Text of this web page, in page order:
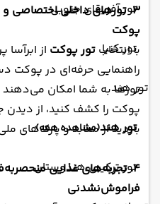
تور آفریقای جنوبی
تور کنیا
تور هند
تور هند(مشاهده همه)
تور ترکیبی هندوستان
3. تورهای داخلی اختصاصی
پوکت
با انتخاب تور پوکت از
راهنمایی حرفه‌ای در پوکت
تورها به شما امکان می‌دهند
پوکت را کشف کنید، از دیدن
بازدید از معابد و پارک‌های
4. تجربه‌های غذایی
فراموش‌نشدنی